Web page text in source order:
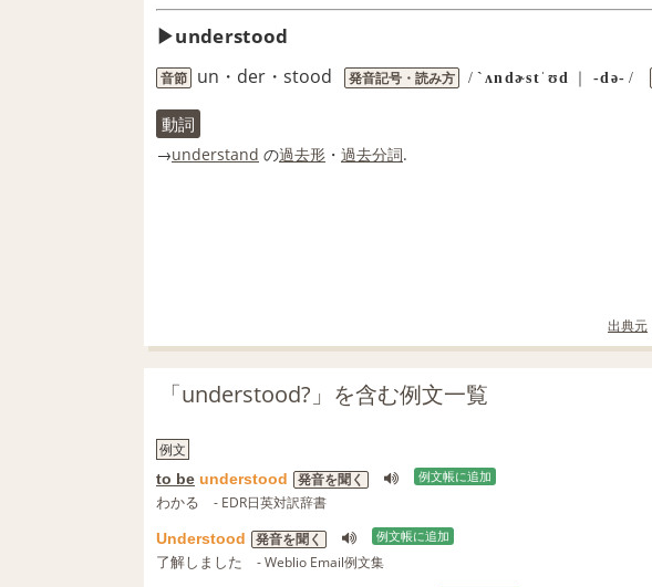
understood
音節 un・der・stood 発音記号・読み方 / `ʌndɚstˈʊd ‐də‐ /
動詞
→understand の過去形 ・ 過去分詞.
出典元
「understood?」を含む例文一覧
例文
to be understood 発音を聞く 例文帳に追加
わかる - EDR日英対訳辞書
Understood 発音を聞く 例文帳に追加
了解しました - Weblio Email例文集